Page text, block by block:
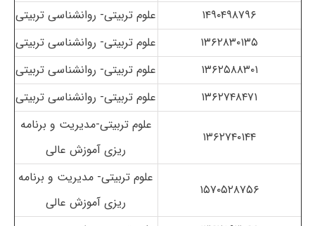
۱۴۹۰۴۹۸۷۹۶
علوم تربیتی- روانشناسی تربیتی
۱۳۶۲۸۳۰۱۳۵
علوم تربیتی- روانشناسی تربیتی
۱۳۶۲۵۸۸۳۰۱
علوم تربیتی- روانشناسی تربیتی
۱۳۶۲۷۴۸۴۷۱
علوم تربیتی- روانشناسی تربیتی
۱۳۶۲۷۴۰۱۴۴
علوم تربیتی-مدیریت و برنامه
ریزی آموزش عالی
۱۵۷۰۵۲۸۷۵۶
علوم تربیتی- مدیریت و برنامه
ریزی آموزش عالی